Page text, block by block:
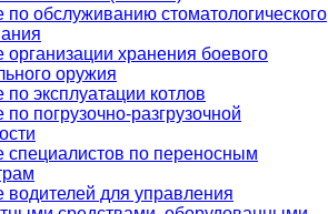
по обслуживанию стоматологического
организации хранения боевого
оружия
эксплуатации котлов
погрузочно-разгрузочной
специалистов по переносным
водителей для управления